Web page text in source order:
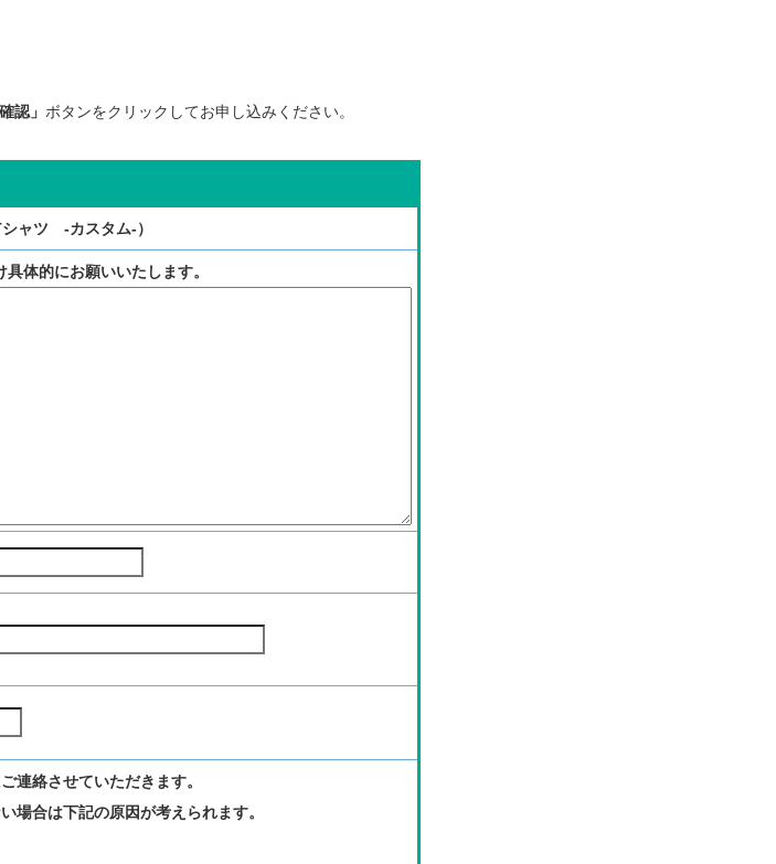
認」 ボタンをクリックしてお申し込みください。
ャツ -カスタム-）
体的にお願いいたします。
連絡させていただきます。
場合は下記の原因が考えられます。